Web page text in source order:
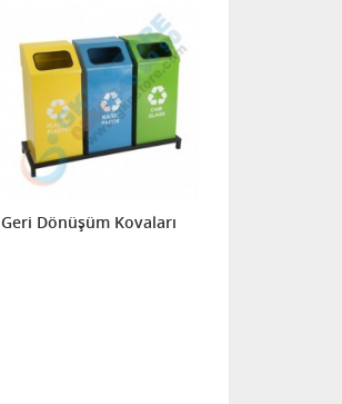
Geri Dönüşüm Kovaları